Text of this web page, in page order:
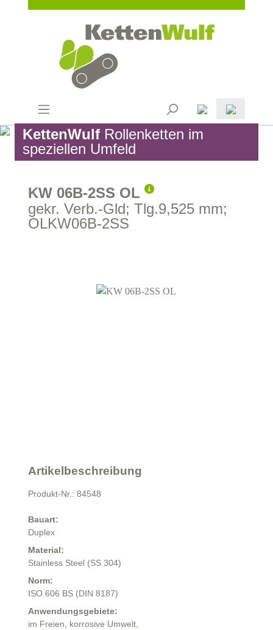
KettenWulfRollenketten im
speziellen Umfeld
KW 06B-2SS OL
gekr. Verb.-Gld; Tlg.9,525 mm;
OLKW06B-2SS
Artikelbeschreibung
Produkt-Nr.: 84548
Bauart:
Duplex
Material:
Stainless Steel (SS 304)
Norm:
ISO 606 BS (DIN 8187)
Anwendungsgebiete:
im Freien, korrosive Umwelt,